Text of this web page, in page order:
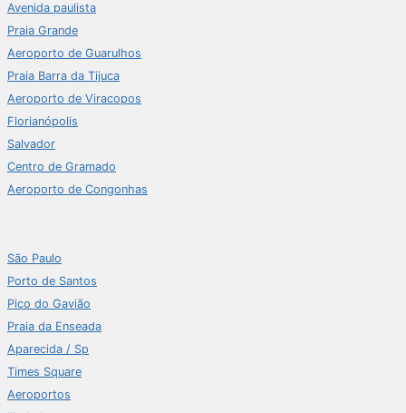
Avenida paulista
Praia Grande
Aeroporto de Guarulhos
Praia Barra da Tijuca
Aeroporto de Viracopos
Florianópolis
Salvador
Centro de Gramado
Aeroporto de Congonhas
São Paulo
Porto de Santos
Pico do Gavião
Praia da Enseada
Aparecida / Sp
Times Square
Aeroportos